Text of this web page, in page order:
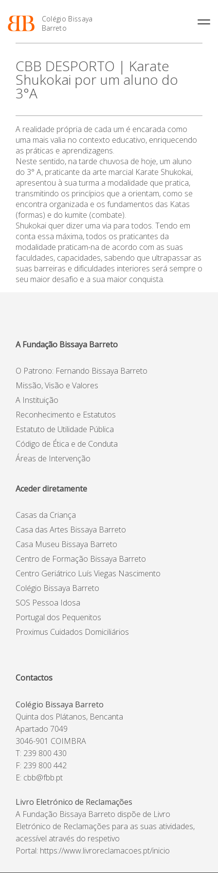
Colégio Bissaya
Barreto
Projeto Educativo
Organização
Colaboradores Docentes
Instalações
Ofertas de emprego
Regulamentos
Jornal “O Coreto”
Privacidade
Oferta Formativa
Enriquecimento Curricular
Oferta Curricular
Atividades Extracurriculares
Atividades de Interrupção
Letiva
Academia de LínguasEnsino Profissional
Profissionais
Matrículas
Horários e Manuais
Termalismo
Curso de Técnico/a de Apoio
à Família e à Comunidade
Ofertas de Emprego
Ano Letivo
2027
Calendários
Portal do Professor
de Educação
SIGE
Secretariado de Exames
Admissão
Informações
APEE
Notícias
CBB DESPORTO | Karate
Shukokai por um aluno do
3°A
A realidade própria de cada um é encarada como
uma mais valia no contexto educativo, enriquecendo
as práticas e aprendizagens.
Neste sentido, na tarde chuvosa de hoje, um aluno
do 3° A, praticante da arte marcial Karate Shukokai,
apresentou à sua turma a modalidade que pratica,
transmitindo os princípios que a orientam, como se
encontra organizada e os fundamentos das Katas
(formas) e do kumite (combate).
Shukokai quer dizer uma via para todos. Tendo em
conta essa máxima, todos os praticantes da
modalidade praticam-na de acordo com as suas
faculdades, capacidades, sabendo que ultrapassar as
suas barreiras e dificuldades interiores será sempre o
seu maior desafio e a sua maior conquista.
A Fundação Bissaya Barreto
O Patrono: Fernando Bissaya Barreto
Missão, Visão e Valores
A Instituição
Reconhecimento e Estatutos
Estatuto de Utilidade Pública
Código de Ética e de Conduta
Áreas de Intervenção
Aceder diretamente
Casas da Criança
Casa das Artes Bissaya Barreto
Casa Museu Bissaya Barreto
Centro de Formação Bissaya Barreto
Centro Geriátrico Luís Viegas Nascimento
Colégio Bissaya Barreto
SOS Pessoa Idosa
Portugal dos Pequenitos
Proximus Cuidados Domiciliários
Contactos
Colégio Bissaya Barreto
Quinta dos Plátanos, Bencanta
Apartado 7049
3046-901 COIMBRA
T: 239 800 430
F: 239 800 442
E: cbb@fbb.pt
Livro Eletrónico de Reclamações
A Fundação Bissaya Barreto dispõe de Livro
Eletrónico de Reclamações para as suas atividades,
acessível através do respetivo
Portal: https://www.livroreclamacoes.pt/inicio